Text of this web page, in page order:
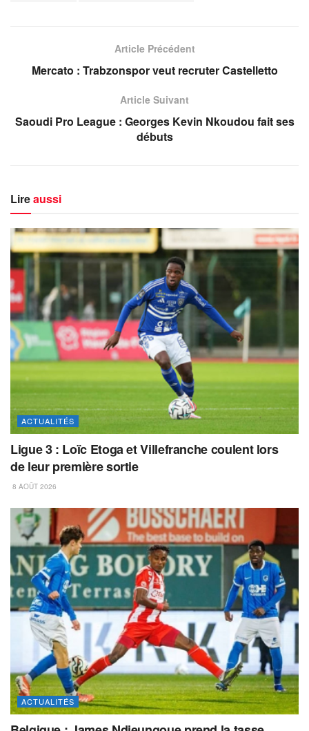
Article Précédent
Mercato : Trabzonspor veut recruter Castelletto
Article Suivant
Saoudi Pro League : Georges Kevin Nkoudou fait ses
débuts
Lireaussi
ACTUALITÉS
Ligue 3 : Loïc Etoga et Villefranche coulent lors
de leur première sortie
8 AOÛT 2026
ACTUALITÉS